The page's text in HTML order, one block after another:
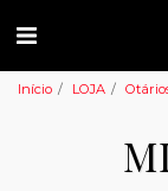
Início LOJA